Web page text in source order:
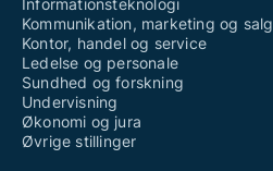
Informationsteknologi
Kommunikation, marketing og salg
Kontor, handel og service
Ledelse og personale
Sundhed og forskning
Undervisning
Økonomi og jura
Øvrige stillinger